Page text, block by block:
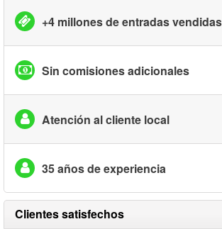
+4 millones de entradas vendidas
Sin comisiones adicionales
Atención al cliente local
35 años de experiencia
Clientes satisfechos